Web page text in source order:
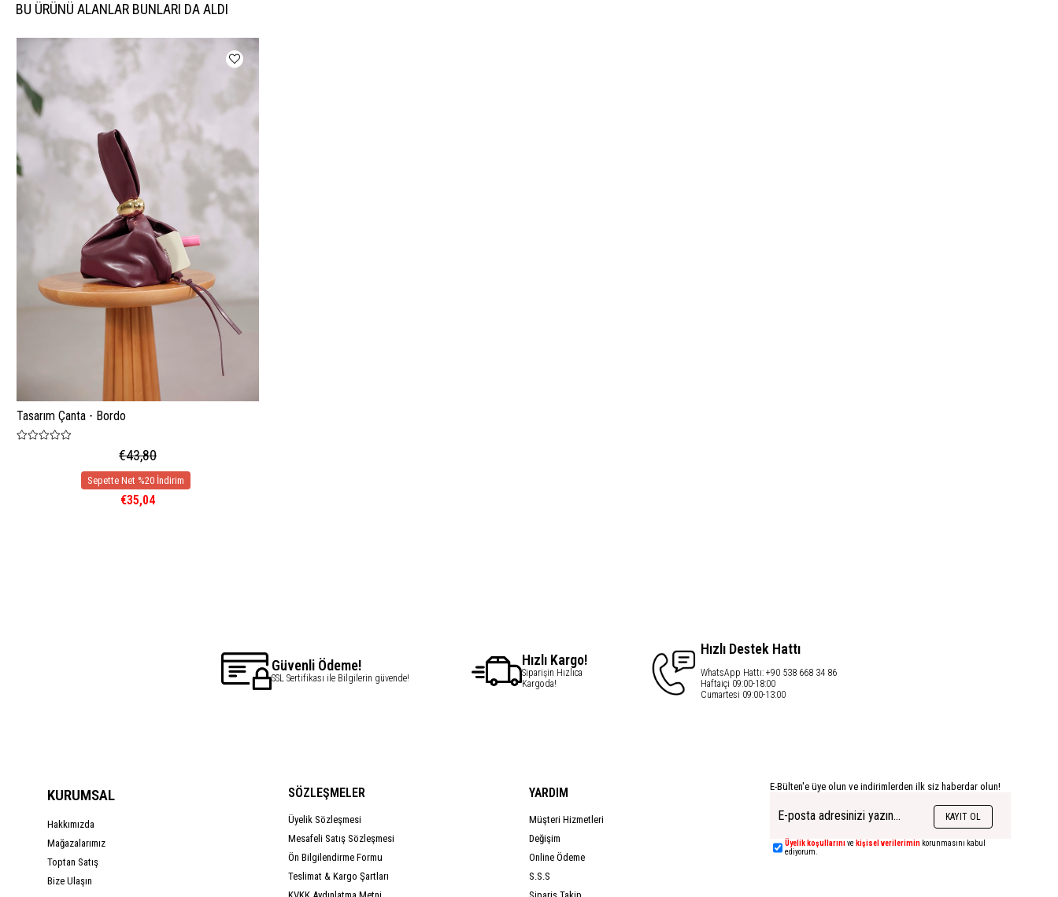
BU ÜRÜNÜ ALANLAR BUNLARI DA ALDI
Tasarım Çanta - Bordo
€43,80
€35,04
Güvenli Ödeme!
SSL Sertifikası ile Bilgilerin güvende!
Hızlı Kargo!
Siparişin Hızlıca
Kargoda!
Hızlı Destek Hattı
WhatsApp Hattı: +90 538 668 34 86
Haftaiçi 09:00-18:00
Cumartesi 09:00-13:00
KURUMSAL
Hakkımızda
Mağazalarımız
Toptan Satış
Bize Ulaşın
SÖZLEŞMELER
Üyelik Sözleşmesi
Mesafeli Satış Sözleşmesi
Ön Bilgilendirme Formu
Teslimat & Kargo Şartları
YARDIM
Müşteri Hizmetleri
Değişim
Online Ödeme
S.S.S
E-Bülten'e üye olun ve indirimlerden ilk siz haberdar olun!
KAYIT OL
Üyelik koşullarınıve kişisel verilerimin korunmasını kabul
ediyorum.